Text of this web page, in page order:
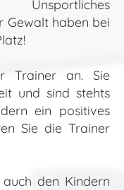
Unsportliches
Gewalt haben bei
Trainer an. Sie
und sind stehts
ein positives
Sie die Trainer
den Kindern